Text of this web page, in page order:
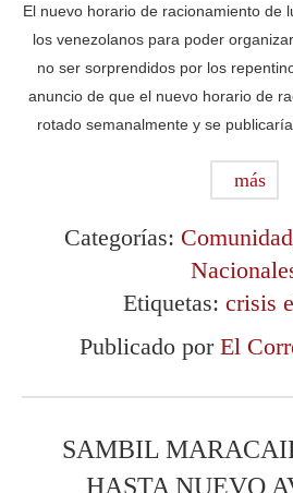
El nuevo horario de racionamiento de
los venezolanos para poder
no ser sorprendidos por los
anuncio de que el nuevo horario de
rotado semanalmente y se
más
Categorías: Comunidad
Etiquetas: crisis
Publicado por El
SAMBIL
HASTA NUEVO